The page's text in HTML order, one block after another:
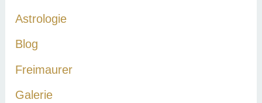
Astrologie
Blog
Freimaurer
Galerie